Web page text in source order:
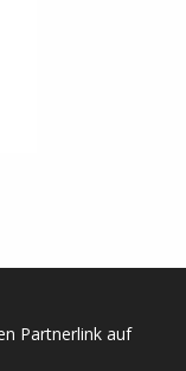
Partnerlink auf